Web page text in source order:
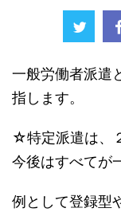
一般労働者派遣
指します。
☆特定派遣は、
今後はすべてが
例として登録型